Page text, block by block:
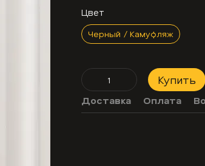
Цвет
Черный / Камуфляж
Купить
Доставка Оплата